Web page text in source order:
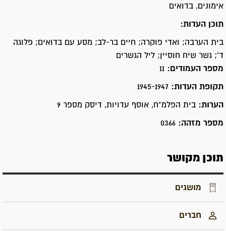
אימונים, בדואים
תוכן העדות:
בית הערבה; ואדי פוקרה; חיים בר-לב; מסע עם בדואים; פלוגה
ד'; גשר שיח חוסיין; ליל הגשרים
מספר העמודים: 11
תקופת העדות: 1945-1947
הערות: בית הפלמ"ח, אוסף עדויות, דיסק מספר 9
מספר מזהה: 0366
תוכן מקושר
מושגים
חברים